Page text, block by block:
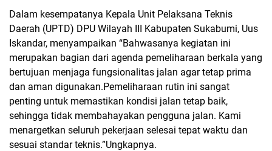
Dalam kesempatanya Kepala Unit Pelaksana Teknis
Daerah (UPTD) DPU Wilayah III Kabupaten Sukabumi, Uus
Iskandar, menyampaikan “Bahwasanya kegiatan ini
merupakan bagian dari agenda pemeliharaan berkala yang
bertujuan menjaga fungsionalitas jalan agar tetap prima
dan aman digunakan.Pemeliharaan rutin ini sangat
penting untuk memastikan kondisi jalan tetap baik,
sehingga tidak membahayakan pengguna jalan. Kami
menargetkan seluruh pekerjaan selesai tepat waktu dan
sesuai standar teknis.”Ungkapnya.